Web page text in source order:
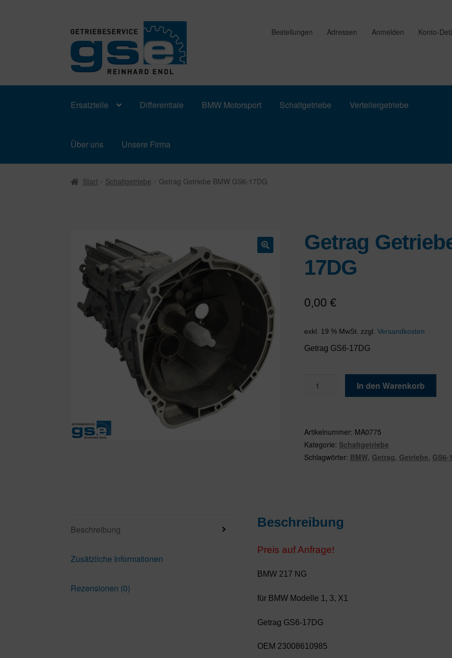
Zur
Navigation
springen
Zum
Inhalt
springen
Bestellungen Adressen Anmelden Konto-
Ersatzteile Differentiale BMW Motorsport Schaltgetriebe Verteilergetriebe
Über uns Unsere Firma
Start Schaltgetriebe Getrag Getriebe BMW GS6-17DG
Getrag
17DG
0,00 €
exkl. 19 % MwSt. zzgl. Versandkosten
Getrag GS6-17DG
Getriebe
17DG
Menge
In den Warenkorb
Artikelnummer: MA0775
Kategorie: Schaltgetriebe
Schlagwörter: BMW, Getrag, Getriebe, GS6-
Beschreibung
Zusätzliche Informationen
Rezensionen (0)
Beschreibung
Preis auf Anfrage!
BMW 217 NG
für BMW Modelle 1, 3, X1
Getrag GS6-17DG
OEM 23008610985